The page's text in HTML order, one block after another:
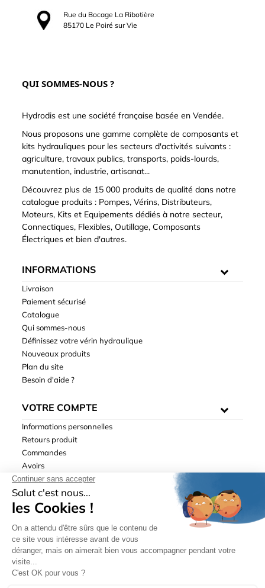
Rue du Bocage La Ribotière
85170 Le Poiré sur Vie
QUI SOMMES-NOUS ?
Hydrodis est une société française basée en Vendée.
Nous proposons une gamme complète de composants et
kits hydrauliques pour les secteurs d'activités suivants :
agriculture, travaux publics, transports, poids-lourds,
manutention, industrie, artisanat...
Découvrez plus de 15 000 produits de qualité dans notre
catalogue produits : Pompes, Vérins, Distributeurs,
Moteurs, Kits et Equipements dédiés à notre secteur,
Connectiques, Flexibles, Outillage, Composants
Électriques et bien d'autres.
INFORMATIONS
Livraison
Paiement sécurisé
Catalogue
Qui sommes-nous
Définissez votre vérin hydraulique
Nouveaux produits
Plan du site
Besoin d'aide ?
VOTRE COMPTE
Informations personnelles
Retours produit
Commandes
Avoirs
Adresses
Bons de réduction